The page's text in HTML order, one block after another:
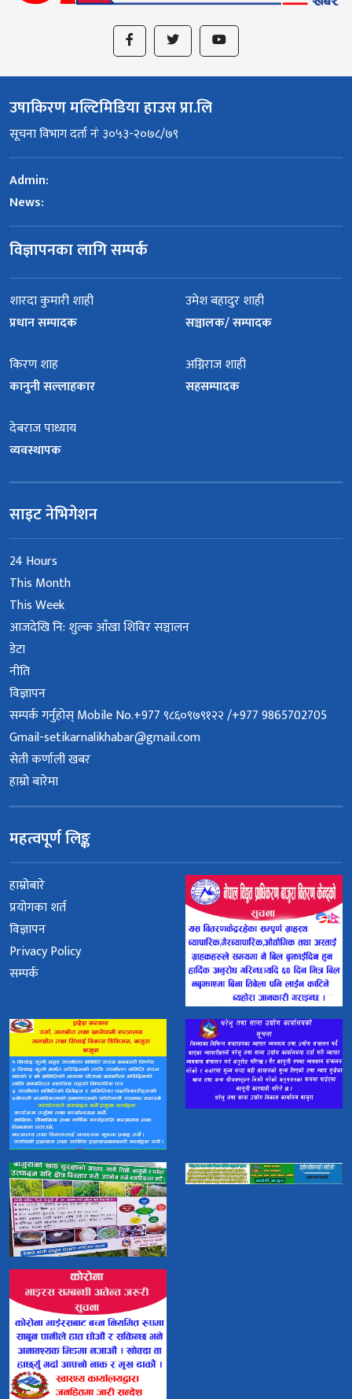
उषाकिरण मल्टिमिडिया हाउस प्रा.लि
सूचना विभाग दर्ता नंः ३०५३-२०७८/७९
Admin:
News:
विज्ञापनका लागि सम्पर्क
शारदा कुमारी शाही
प्रधान सम्पादक
उमेश बहादुर शाही
सञ्चालक/ सम्पादक
किरण शाह
कानुनी सल्लाहकार
अग्निराज शाही
सहसम्पादक
देबराज पाध्याय
व्यवस्थापक
साइट नेभिगेशन
24 Hours
This Month
This Week
आजदेखि नि: शुल्क आँखा शिविर सञ्चालन
डेटा
नीति
विज्ञापन
सम्पर्क गर्नुहोस् Mobile No.+977 ९८६०९७९१२२ /+977 9865702705
Gmail-setikarnalikhabar@gmail.com
सेती कर्णाली खबर
हाम्रो बारेमा
महत्वपूर्ण लिङ्क
हाम्रोबारे
प्रयोगका शर्त
विज्ञापन
Privacy Policy
सम्पर्क